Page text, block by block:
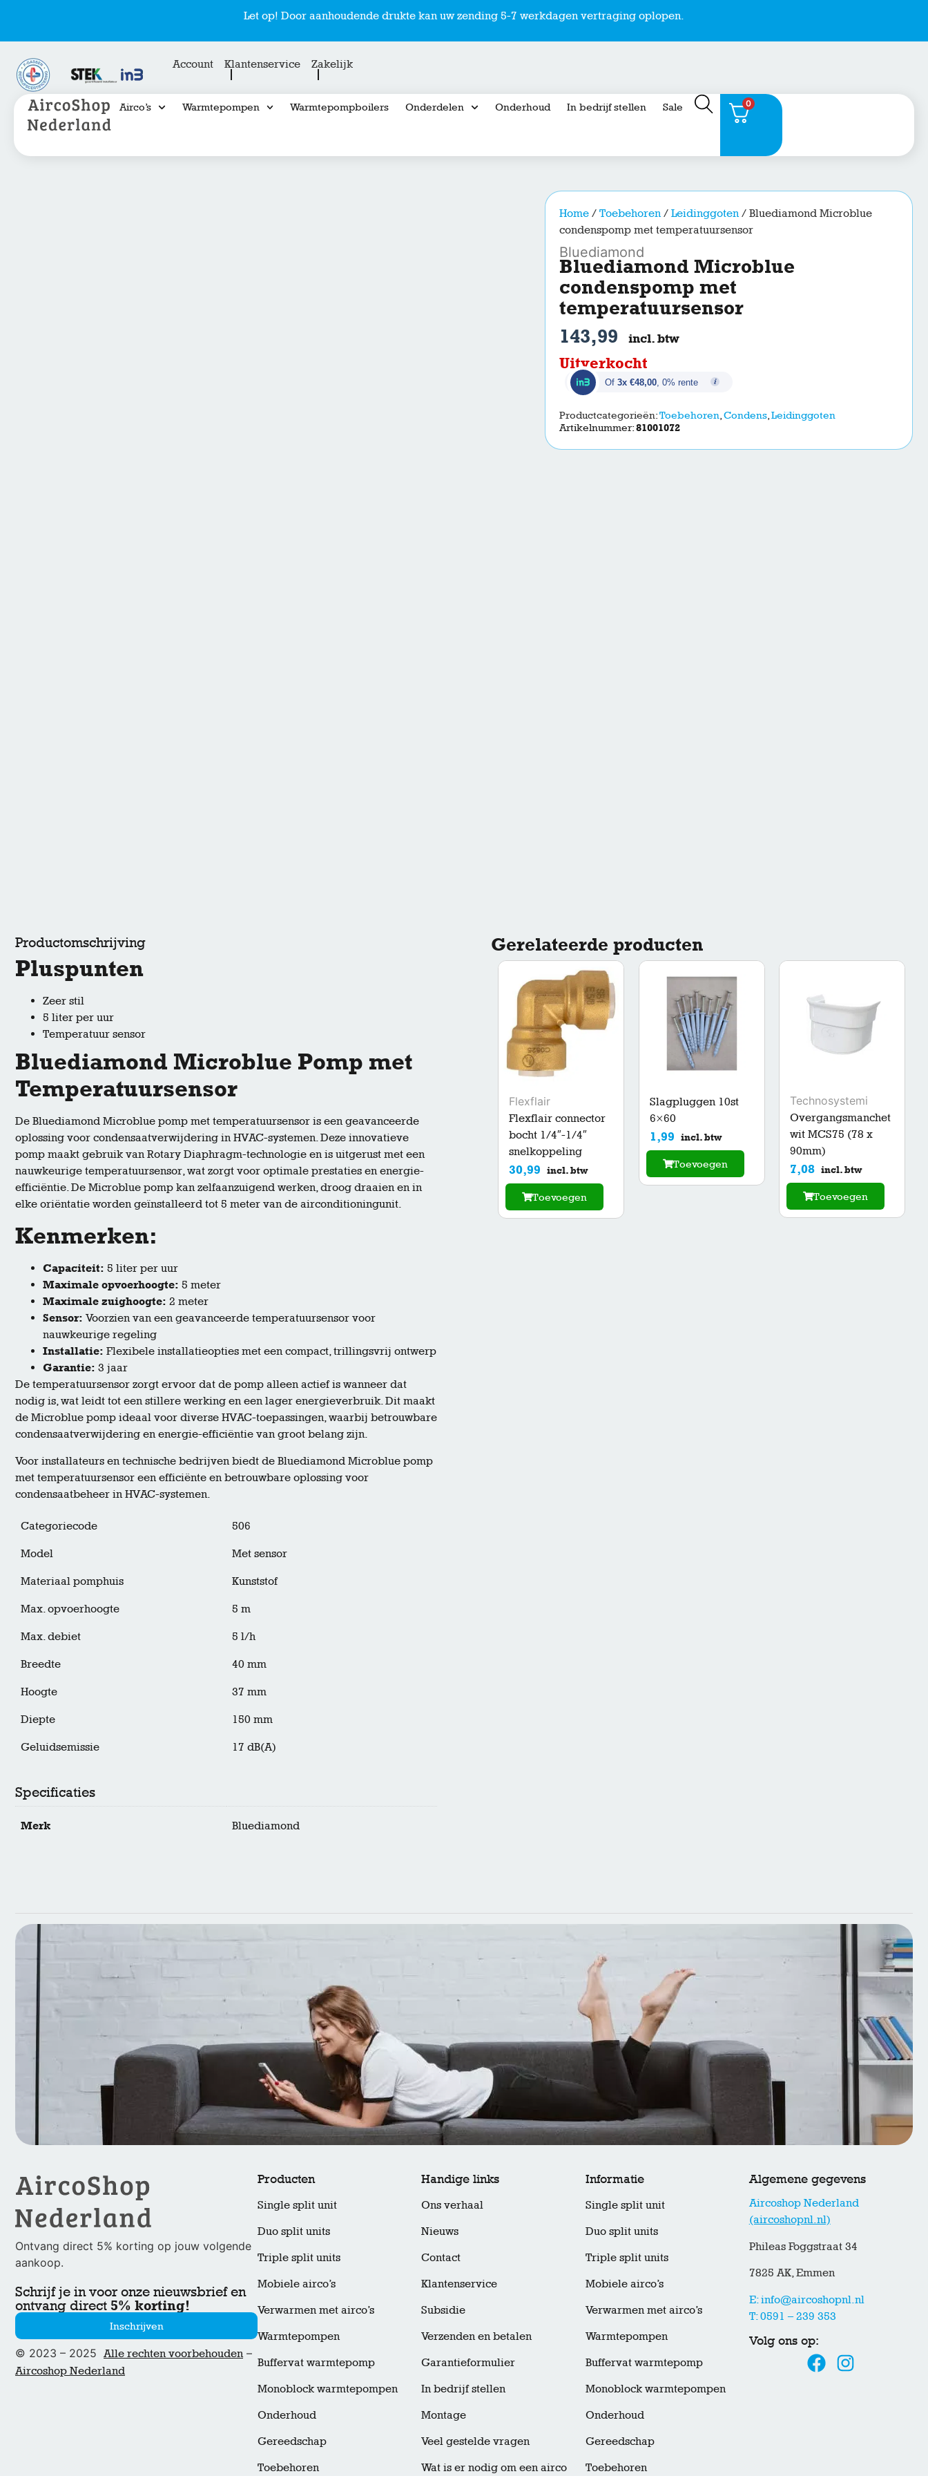
Let op! Door aanhoudende drukte kan uw zending 5-7 werkdagen vertraging oplopen.
Account Klantenservice Zakelijk
Airco’s Warmtepompen Warmtepompboilers Onderdelen Onderhoud In bedrijf stellen Sale 0
Home / Toebehoren/ Leidinggoten/ Bluediamond Microblue
condenspomp met temperatuursensor
Bluediamond
Bluediamond Microblue
condenspomp met
temperatuursensor
143,99
incl. btw
Uitverkocht
Of 3x €48,00 , 0% rente
Productcategorieën:Toebehoren Condens Leidinggoten
Artikelnummer:81001072
Productomschrijving
Pluspunten
Zeer stil
5 liter per uur
Temperatuur sensor
Bluediamond Microblue Pomp met
Temperatuursensor
De Bluediamond Microblue pomp met temperatuursensor is een geavanceerde
oplossing voor condensaatverwijdering in HVAC-systemen. Deze innovatieve
pomp maakt gebruik van Rotary Diaphragm-technologie en is uitgerust met een
nauwkeurige temperatuursensor, wat zorgt voor optimale prestaties en energie-
efficiëntie. De Microblue pomp kan zelfaanzuigend werken, droog draaien en in
elke oriëntatie worden geïnstalleerd tot 5 meter van de airconditioningunit.
Kenmerken:
Capaciteit: 5 liter per uur
Maximale opvoerhoogte: 5 meter
Maximale zuighoogte: 2 meter
Sensor: Voorzien van een geavanceerde temperatuursensor voor
nauwkeurige regeling
Installatie: Flexibele installatieopties met een compact, trillingsvrij ontwerp
Garantie: 3 jaar
De temperatuursensor zorgt ervoor dat de pomp alleen actief is wanneer dat
nodig is, wat leidt tot een stillere werking en een lager energieverbruik. Dit maakt
de Microblue pomp ideaal voor diverse HVAC-toepassingen, waarbij betrouwbare
condensaatverwijdering en energie-efficiëntie van groot belang zijn.
Voor installateurs en technische bedrijven biedt de Bluediamond Microblue pomp
met temperatuursensor een efficiënte en betrouwbare oplossing voor
condensaatbeheer in HVAC-systemen.
Categoriecode 506
Model Met sensor
Materiaal pomphuis Kunststof
Max. opvoerhoogte 5 m
Max. debiet 5 l/h
Breedte 40 mm
Hoogte 37 mm
Diepte 150 mm
Geluidsemissie 17 dB(A)
Specificaties
Merk Bluediamond
Gerelateerde producten
Flexflair
Flexflair connector
bocht 1/4″-1/4″
snelkoppeling
30,99 incl. btw
Toevoegen
Slagpluggen 10st
6×60
1,99 incl. btw
Toevoegen
Technosystemi
Overgangsmanchet
wit MCS75 (78 x
90mm)
7,08 incl. btw
Toevoegen
Ontvang direct 5% korting op jouw volgende
aankoop.
Schrijf je in voor onze nieuwsbrief en
ontvang direct 5% korting!
Inschrijven
© 2023 – 2025 Alle rechten voorbehouden –
Aircoshop Nederland
Producten
Single split unit
Duo split units
Triple split units
Mobiele airco’s
Verwarmen met airco’s
Warmtepompen
Buffervat warmtepomp
Monoblock warmtepompen
Onderhoud
Gereedschap
Toebehoren
Handige links
Ons verhaal
Nieuws
Contact
Klantenservice
Subsidie
Verzenden en betalen
Garantieformulier
In bedrijf stellen
Montage
Veel gestelde vragen
Wat is er nodig om een airco
Informatie
Single split unit
Duo split units
Triple split units
Mobiele airco’s
Verwarmen met airco’s
Warmtepompen
Buffervat warmtepomp
Monoblock warmtepompen
Onderhoud
Gereedschap
Toebehoren
Algemene gegevens
Aircoshop Nederland
(aircoshopnl.nl)
Phileas Foggstraat 34
7825 AK, Emmen
E: info@aircoshopnl.nl
T: 0591 – 239 353
Volg ons op: